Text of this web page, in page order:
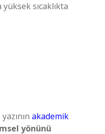
sıcaklıkta
akademik
yönünü